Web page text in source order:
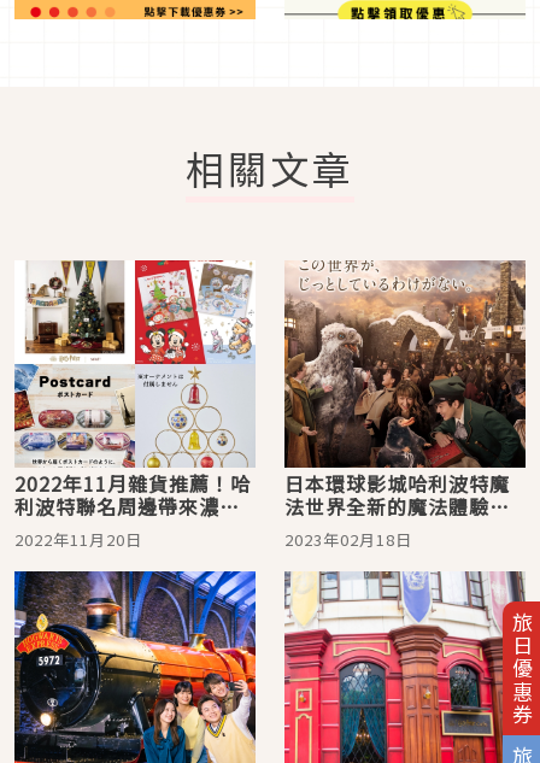
旅日優惠券
相關文章
2022年11月雜貨推薦！哈
利波特聯名周邊帶來濃濃
耶誕氣息
2022年11月20日
日本環球影城哈利波特魔
法世界全新的魔法體驗
「與魔法生物的邂逅」3月
17日登場！
2023年02月18日